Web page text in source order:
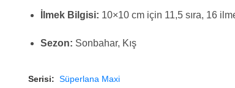
İlmek Bilgisi: 10×10 cm için 11,5 sıra, 16
Sezon: Sonbahar, Kış
Serisi: Süperlana Maxi